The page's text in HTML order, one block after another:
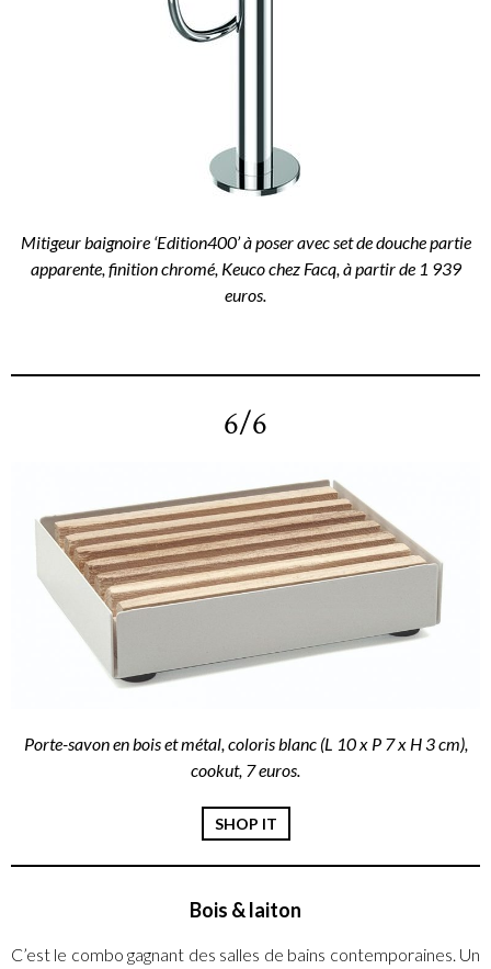
Mitigeur baignoire ‘Edition400’ à poser avec set de douche partie
apparente, finition chromé, Keuco chez Facq, à partir de 1 939
euros.
6/6
Porte-savon en bois et métal, coloris blanc (L 10 x P 7 x H 3 cm),
cookut, 7 euros.
SHOP IT
Bois & laiton
C’est le combo gagnant des salles de bains contemporaines. Un